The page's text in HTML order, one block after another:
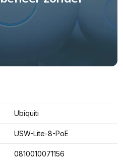
Ubiquiti
USW-Lite-8-PoE
0810010071156